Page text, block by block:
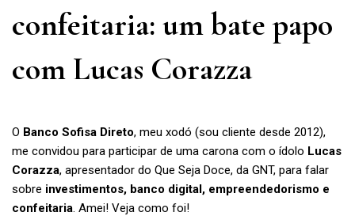
confeitaria: um bate papo
com Lucas Corazza
O Banco Sofisa Direto, meu xodó (sou cliente desde 2012),
me convidou para participar de uma carona com o ídolo Lucas
Corazza, apresentador do Que Seja Doce, da GNT, para falar
sobre investimentos, banco digital, empreendedorismo e
confeitaria. Amei! Veja como foi!